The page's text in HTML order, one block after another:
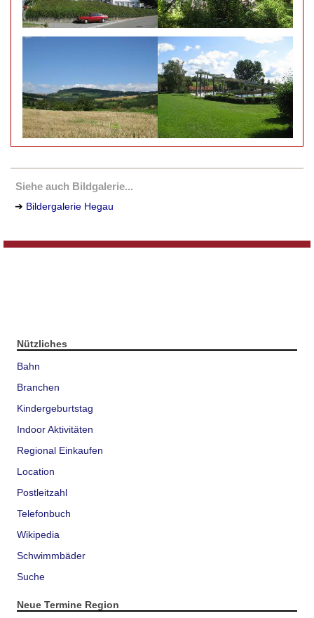
Siehe auch Bildgalerie...
➔ Bildergalerie Hegau
Nützliches
Bahn
Branchen
Kindergeburtstag
Indoor Aktivitäten
Regional Einkaufen
Location
Postleitzahl
Telefonbuch
Wikipedia
Schwimmbäder
Suche
Neue Termine Region